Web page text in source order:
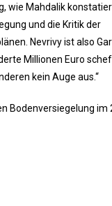
wie Mahdalik
und die Kritik der
Nevrivy ist also
Millionen Euro
kein Auge aus.“
Bodenversiegelung im